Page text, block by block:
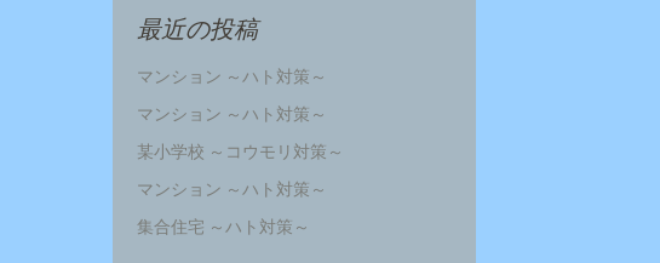
最近の投稿
マンション ～ハト対策～
マンション ～ハト対策～
某小学校 ～コウモリ対策～
マンション ～ハト対策～
集合住宅 ～ハト対策～